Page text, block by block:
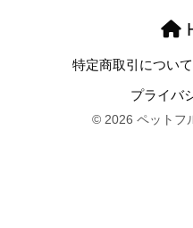
特定商取引について
プライバ
© 2026 ペットフ